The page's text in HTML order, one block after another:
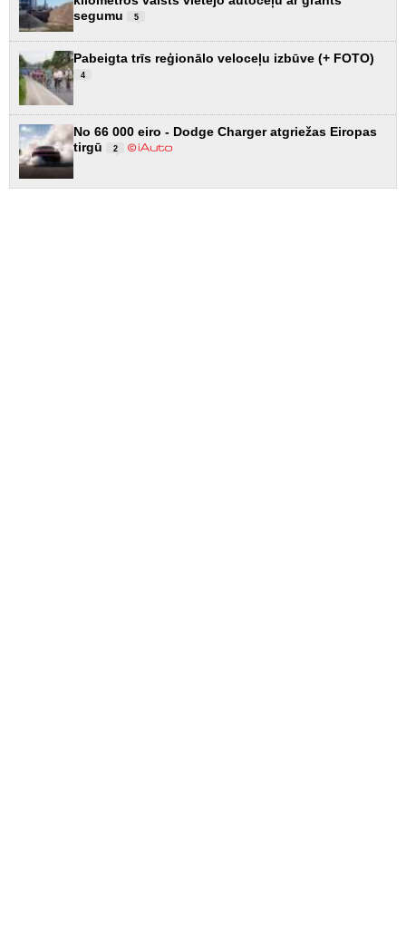
segumu
5
Pabeigta trīs reģionālo veloceļu izbūve (+ FOTO)
4
No 66 000 eiro - Dodge Charger atgriežas Eiropas
tirgū
2